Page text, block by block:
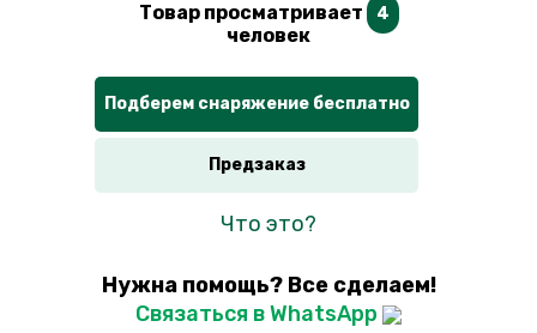
Товар просматривает 4
человек
Подберем снаряжение бесплатно
Предзаказ
Что это?
Нужна помощь? Все сделаем!
Связаться в WhatsApp